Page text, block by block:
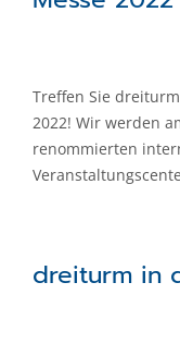
Treffen Sie
2022! Wir werden
renommierten
dreiturm in